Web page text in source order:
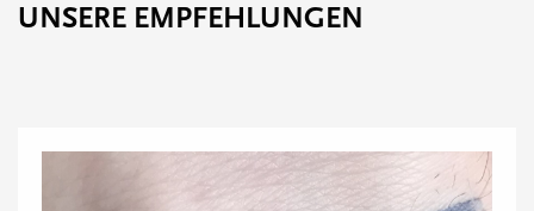
UNSERE EMPFEHLUNGEN